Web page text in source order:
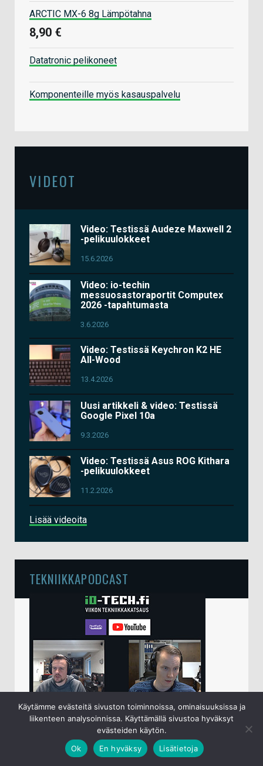
ARCTIC MX-6 8g Lämpötahna
8,90 €
Datatronic pelikoneet
Komponenteille myös kasauspalvelu
VIDEOT
Video: Testissä Audeze Maxwell 2
-pelikuulokkeet
15.6.2026
Video: io-techin
messuosastoraportit Computex
2026 -tapahtumasta
3.6.2026
Video: Testissä Keychron K2 HE
All-Wood
13.4.2026
Uusi artikkeli & video: Testissä
Google Pixel 10a
9.3.2026
Video: Testissä Asus ROG Kithara
-pelikuulokkeet
11.2.2026
Lisää videoita
TEKNIIKKAPODCAST
io-techin viikottainen tekniikkapodcast lähetetään
perjantaisin klo 15 live-lähetyksenä
Sampsa ja Juha käyvät keskenään läpi kuluneen
Käytämme evästeitä sivuston toiminnoissa, ominaisuuksissa ja
liikenteen analysoinnissa. Käyttämällä sivustoa hyväksyt
evästeiden käytön.
Ok
En hyväksy Lisätietoja